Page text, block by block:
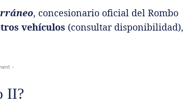
, concesionario oficial del Rombo
vehículos (consultar disponibilidad),
-
II?